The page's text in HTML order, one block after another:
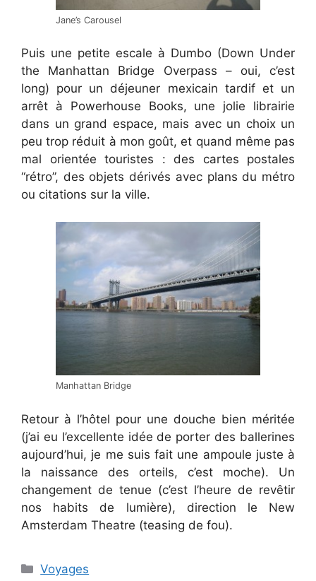
Jane’s Carousel
Puis une petite escale à Dumbo (Down Under
the Manhattan Bridge Overpass – oui, c’est
long) pour un déjeuner mexicain tardif et un
arrêt à Powerhouse Books, une jolie librairie
dans un grand espace, mais avec un choix un
peu trop réduit à mon goût, et quand même pas
mal orientée touristes : des cartes postales
“rétro”, des objets dérivés avec plans du métro
ou citations sur la ville.
Manhattan Bridge
Retour à l’hôtel pour une douche bien méritée
(j’ai eu l’excellente idée de porter des ballerines
aujourd’hui, je me suis fait une ampoule juste à
la naissance des orteils, c’est moche). Un
changement de tenue (c’est l’heure de revêtir
nos habits de lumière), direction le New
Amsterdam Theatre (teasing de fou).
Categories
Voyages